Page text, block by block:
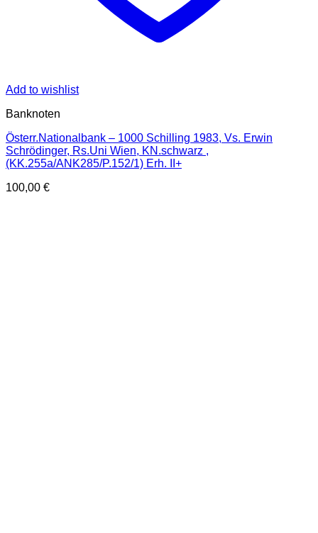
Add to wishlist
Banknoten
Österr.Nationalbank – 1000 Schilling 1983, Vs. Erwin
Schrödinger, Rs.Uni Wien, KN.schwarz ,
(KK.255a/ANK285/P.152/1) Erh. II+
100,00 €